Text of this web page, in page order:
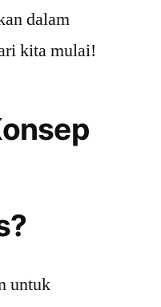
dalam
kita mulai!
untuk